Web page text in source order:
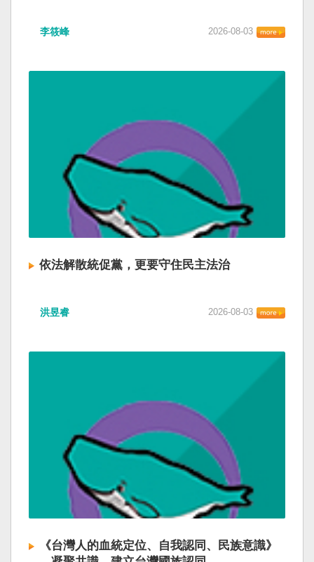
李筱峰 2026-08-03
依法解散統促黨，更要守住民主法治
洪昱睿 2026-08-03
《台灣人的血統定位、自我認同、民族意識》